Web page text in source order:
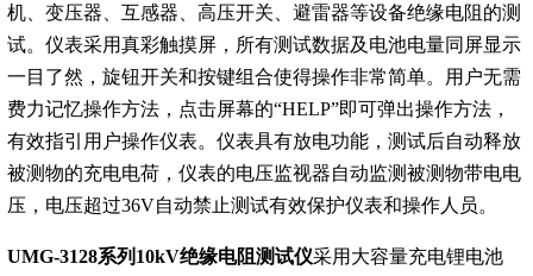
机、变压器、互感器、高压开关、避雷器等设备绝缘电阻的测
试。仪表采用真彩触摸屏，所有测试数据及电池电量同屏显示
一目了然，旋钮开关和按键组合使得操作非常简单。用户无需
费力记忆操作方法，点击屏幕的“HELP”即可弹出操作方法，
有效指引用户操作仪表。仪表具有放电功能，测试后自动释放
被测物的充电电荷，仪表的电压监视器自动监测被测物带电电
压，电压超过36V自动禁止测试有效保护仪表和操作人员。
UMG-3128系列10kV绝缘电阻测试仪采用大容量充电锂电池